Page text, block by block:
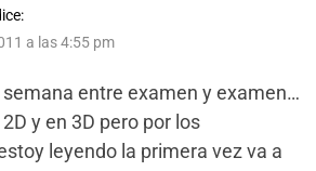
a las 4:55 pm
semana entre examen y examen…
y en 3D pero por los
leyendo la primera vez va a